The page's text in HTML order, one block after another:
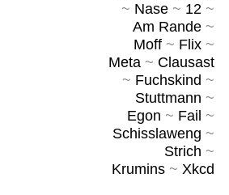
~ Nase~ 12~
Am Rande~
Moff~ Flix~
Meta~ Clausast
~ Fuchskind ~
Stuttmann ~
Egon ~ Fail ~
Schisslaweng ~
Strich ~
Krumins~ Xkcd